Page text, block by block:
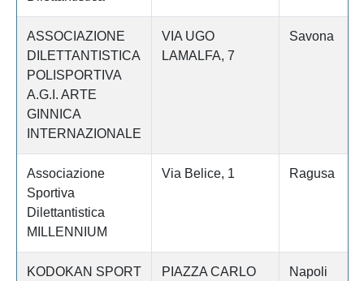
ASSOCIAZIONE
DILETTANTISTICA
POLISPORTIVA
A.G.I. ARTE
GINNICA
INTERNAZIONALE
VIA UGO
LAMALFA, 7
Savona
Associazione
Sportiva
Dilettantistica
MILLENNIUM
Via Belice, 1 Ragusa
KODOKAN SPORT
PIAZZA CARLO
Napoli